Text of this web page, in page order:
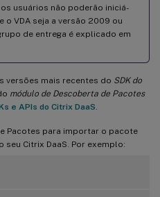
usuários não poderão iniciá-
o VDA seja a versão 2009 ou
de entrega é explicado em
versões mais recentes do SDK do
módulo de Descoberta de Pacotes
e APIs do Citrix DaaS
Pacotes para importar o pacote
seu Citrix DaaS. Por exemplo: